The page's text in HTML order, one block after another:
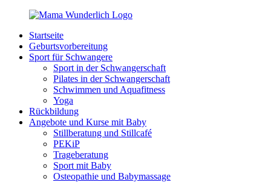
Zurück
Inhalt
MamaWunderlich.de
Mutti
sein
wunderbar!
Startseite
Geburtsvorbereitung
Sport für Schwangere
Sport in der Schwangerschaft
Pilates in der Schwangerschaft
Schwimmen und Aquafitness
Yoga
Rückbildung
Angebote und Kurse mit Baby
Stillberatung und Stillcafé
PEKiP
Trageberatung
Sport mit Baby
Osteopathie und Babymassage